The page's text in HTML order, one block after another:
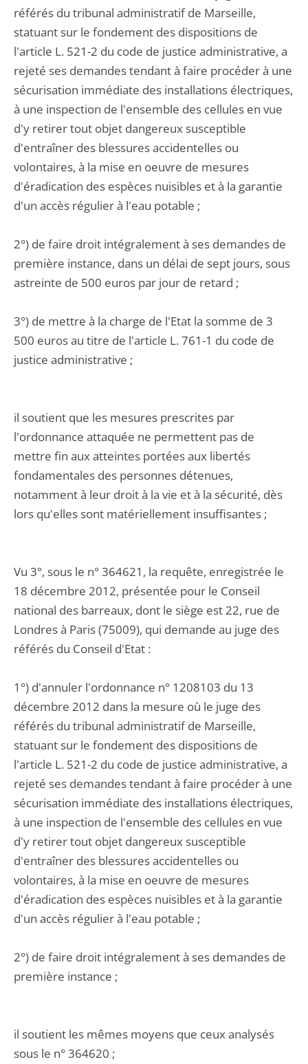
référés du tribunal administratif de Marseille,
statuant sur le fondement des dispositions de
l'article L. 521-2 du code de justice administrative, a
rejeté ses demandes tendant à faire procéder à une
sécurisation immédiate des installations électriques,
à une inspection de l'ensemble des cellules en vue
d'y retirer tout objet dangereux susceptible
d'entraîner des blessures accidentelles ou
volontaires, à la mise en oeuvre de mesures
d'éradication des espèces nuisibles et à la garantie
d'un accès régulier à l'eau potable ;
2°) de faire droit intégralement à ses demandes de
première instance, dans un délai de sept jours, sous
astreinte de 500 euros par jour de retard ;
3°) de mettre à la charge de l'Etat la somme de 3
500 euros au titre de l'article L. 761-1 du code de
justice administrative ;
il soutient que les mesures prescrites par
l'ordonnance attaquée ne permettent pas de
mettre fin aux atteintes portées aux libertés
fondamentales des personnes détenues,
notamment à leur droit à la vie et à la sécurité, dès
lors qu'elles sont matériellement insuffisantes ;
Vu 3°, sous le n° 364621, la requête, enregistrée le
18 décembre 2012, présentée pour le Conseil
national des barreaux, dont le siège est 22, rue de
Londres à Paris (75009), qui demande au juge des
référés du Conseil d'Etat :
1°) d'annuler l'ordonnance n° 1208103 du 13
décembre 2012 dans la mesure où le juge des
référés du tribunal administratif de Marseille,
statuant sur le fondement des dispositions de
l'article L. 521-2 du code de justice administrative, a
rejeté ses demandes tendant à faire procéder à une
sécurisation immédiate des installations électriques,
à une inspection de l'ensemble des cellules en vue
d'y retirer tout objet dangereux susceptible
d'entraîner des blessures accidentelles ou
volontaires, à la mise en oeuvre de mesures
d'éradication des espèces nuisibles et à la garantie
d'un accès régulier à l'eau potable ;
2°) de faire droit intégralement à ses demandes de
première instance ;
il soutient les mêmes moyens que ceux analysés
sous le n° 364620 ;